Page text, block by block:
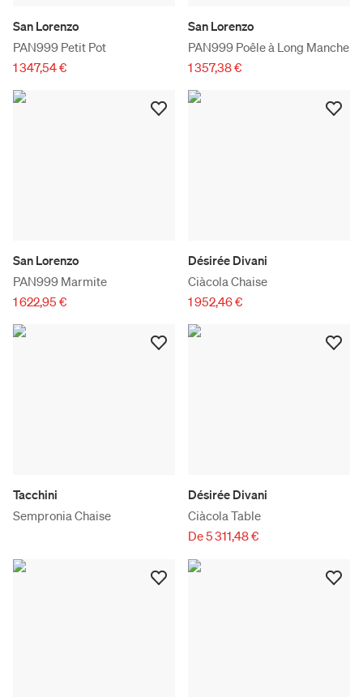
San Lorenzo
PAN999 Petit Pot
1 347,54 €
San Lorenzo
PAN999 Poêle à Long Manche
1 357,38 €
San Lorenzo
PAN999 Marmite
1 622,95 €
Désirée Divani
Ciàcola Chaise
1 952,46 €
Tacchini
Sempronia Chaise
Désirée Divani
Ciàcola Table
De 5 311,48 €